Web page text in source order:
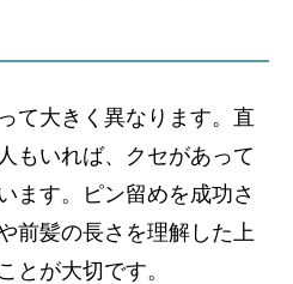
て大きく異なります。直
もいれば、クセがあって
ます。ピン留めを成功さ
前髪の長さを理解した上
とが大切です。